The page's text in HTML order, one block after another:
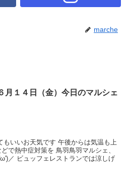
marche
月１４日（金）今日のマルシェ
もいいお天気です 午後からは気温も上
で熱中症対策を 鳥羽鳥羽マルシェ、
／ ビュッフェレストランでは涼しげ